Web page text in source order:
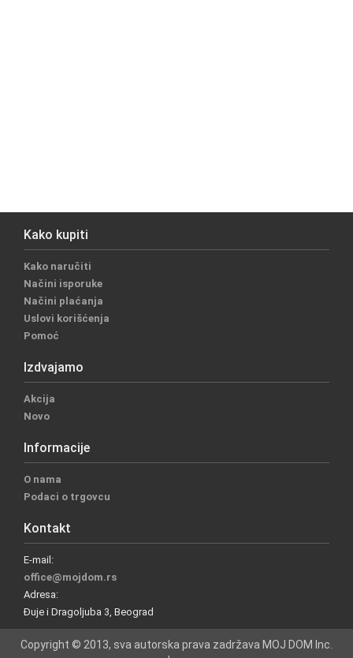
Kako kupiti
Kako naručiti
Načini isporuke
Načini plaćanja
Uslovi korišćenja
Pomoć
Izdvajamo
Akcija
Novo
Informacije
O nama
Podaci o trgovcu
Kontakt
E-mail:
office@mojdom.rs
Adresa:
Đuje i Dragoljuba 3, Beograd
Copyright © 2013, sva autorska prava zadržava MOJ DOM Inc.